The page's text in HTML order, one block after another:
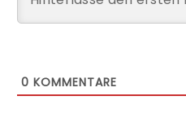
0 KOMMENTARE